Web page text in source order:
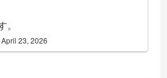
April 23, 2026